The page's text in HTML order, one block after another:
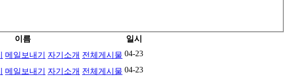
이름
일시
메일보내기 자기소개 전체게시물 04-23
메일보내기 자기소개 전체게시물 04-23